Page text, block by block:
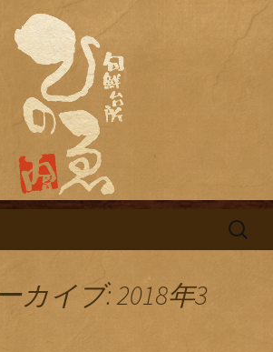
にある居酒屋「旬鮮
」のブログ
ある居酒屋「旬鮮台所ひ
）」。豊富な焼酎と海鮮
した、お酒に合う肴を楽
す。季節で変わるおすす
日替わりランチの新着情
中。
検
カイブ: 2018年3